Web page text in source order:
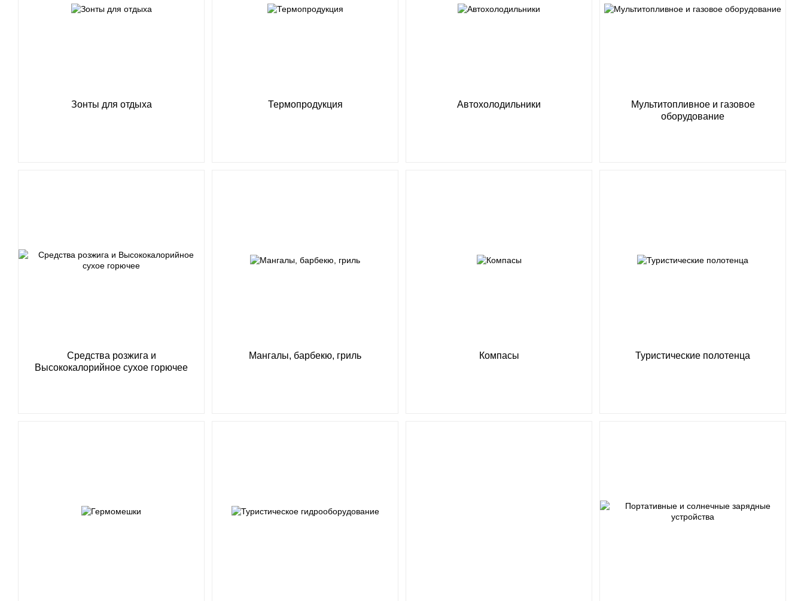
Зонты для отдыха Термопродукция Автохолодильники
Мультитопливное и газовое
оборудование
Средства розжига и
Высококалорийное сухое горючее
Мангалы, барбекю, гриль Компасы Туристические полотенца